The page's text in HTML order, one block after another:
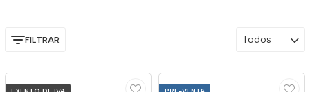
FILTRAR Todos